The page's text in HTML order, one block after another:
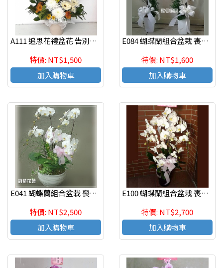
A111 追思花禮盆花 告別式花禮
特價: NT$1,500
加入購物車
E084 蝴蝶蘭組合盆栽 喪禮弔唁蝴蝶蘭盆栽
特價: NT$1,600
加入購物車
E041 蝴蝶蘭組合盆栽 喪禮弔唁蝴蝶蘭盆栽
特價: NT$2,500
加入購物車
E100 蝴蝶蘭組合盆栽 喪禮弔唁蝴蝶蘭盆栽
特價: NT$2,700
加入購物車